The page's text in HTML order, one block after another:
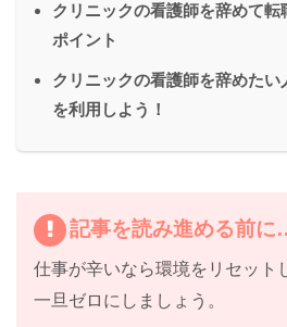
クリニックの看護師を辞めて転
ポイント
クリニックの看護師を辞めたい
を利用しよう！
記事を読み進める前に
仕事が辛いなら環境をリセット
一旦ゼロにしましょう。